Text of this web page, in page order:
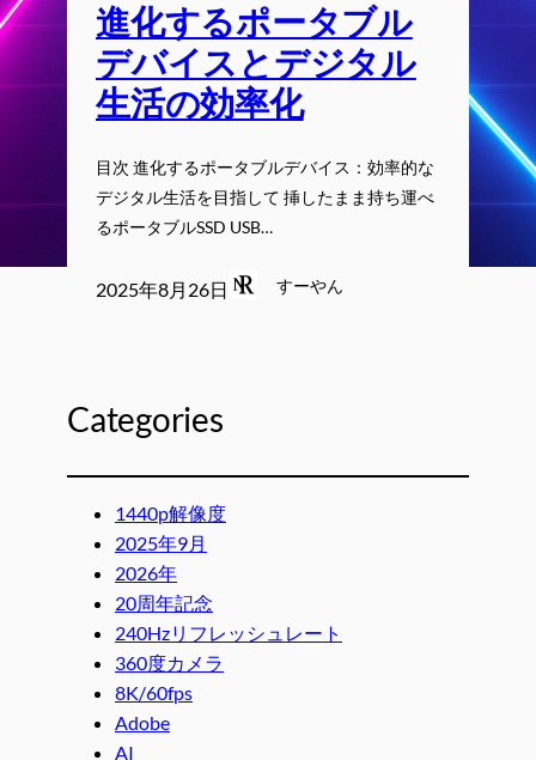
進化するポータブル
デバイスとデジタル
生活の効率化
目次 進化するポータブルデバイス：効率的な
デジタル生活を目指して 挿したまま持ち運べ
るポータブルSSD USB…
2025年8月26日 すーやん
Categories
1440p解像度
2025年9月
2026年
20周年記念
240Hzリフレッシュレート
360度カメラ
8K/60fps
Adobe
AI